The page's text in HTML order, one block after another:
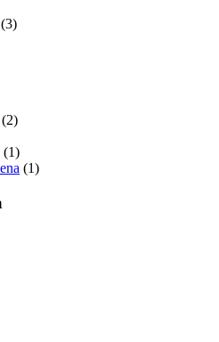
(3)
(2)
(1)
(1)